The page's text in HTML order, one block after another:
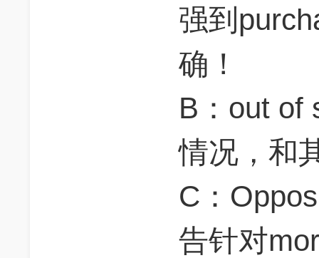
强到
确！
B：out of
情况，和
C：
告针对